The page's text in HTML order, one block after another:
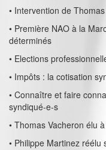
• Intervention de
• Première NAO à la
déterminés
• Elections
• Impôts : la cotisation
• Connaître et faire
syndiqué-e-s
• Thomas Vacheron élu
• Philippe Martinez